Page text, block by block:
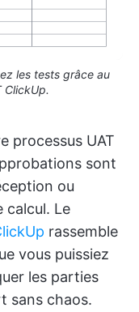
les tests grâce au
ClickUp.
processus UAT
sont
ou
calcul. Le
rassemble
vous puissiez
les parties
sans chaos.